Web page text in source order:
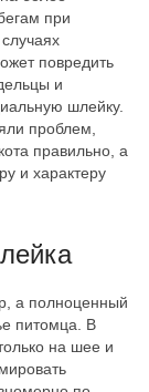
при
повредить
и
шлейку.
проблем,
правильно, а
и характеру
а полноценный
питомца. В
на шее и